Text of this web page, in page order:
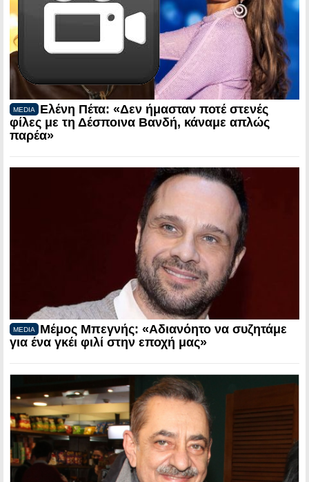
MEDIA
Ελένη Πέτα: «Δεν ήμασταν ποτέ στενές
φίλες με τη Δέσποινα Βανδή, κάναμε απλώς
παρέα»
MEDIA
Μέμος Μπεγνής: «Αδιανόητο να συζητάμε
για ένα γκέι φιλί στην εποχή μας»